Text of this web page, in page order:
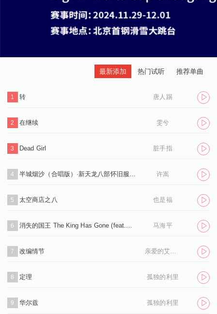
最新添加 热门试听 推荐单曲
1 转 唐人踢
2 在继续 雯兮
3 Dead Girl 脏手指
4 半城烟沙（合唱版）·新天龙八部怀旧服推广曲 许嵩
5 太空商店之八 也是福
6 消失的国王 The King Has Gone (feat.孙凌生) 马海平
7 改编情节 亲爱的艾洛伊丝
8 定理 孤独的利里
9 华尔兹 孤独的利里